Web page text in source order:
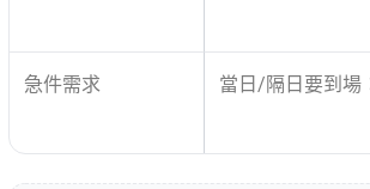
急件需求 當日/隔日要到場